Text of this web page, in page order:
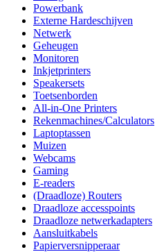
Powerbank
Externe Hardeschijven
Netwerk
Geheugen
Monitoren
Inkjetprinters
Speakersets
Toetsenborden
All-in-One Printers
Rekenmachines/Calculators
Laptoptassen
Muizen
Webcams
Gaming
E-readers
(Draadloze) Routers
Draadloze accesspoints
Draadloze netwerkadapters
Aansluitkabels
Papierversnipperaar